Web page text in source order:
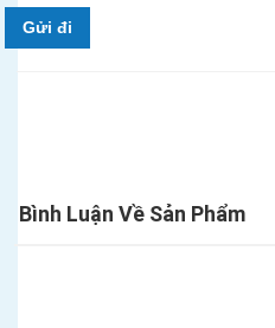
Gửi đi
Bình Luận Về Sản Phẩm